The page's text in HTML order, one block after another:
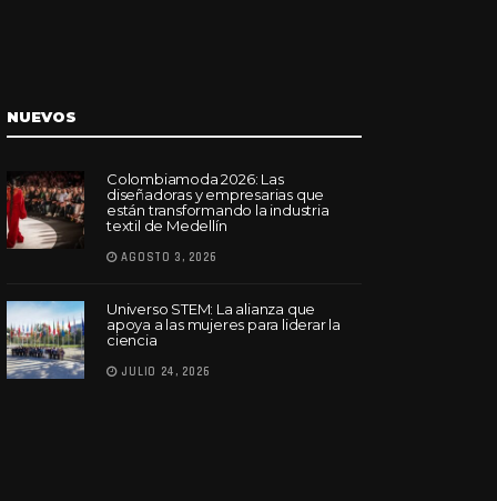
NUEVOS
Colombiamoda 2026: Las
diseñadoras y empresarias que
están transformando la industria
textil de Medellín
AGOSTO 3, 2026
Universo STEM: La alianza que
apoya a las mujeres para liderar la
ciencia
JULIO 24, 2026